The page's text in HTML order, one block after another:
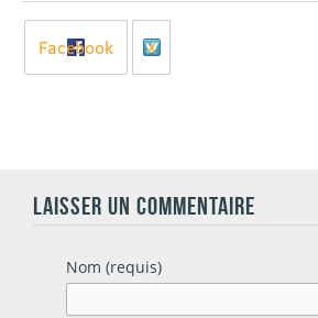
Facebook
X
LAISSER UN COMMENTAIRE
Nom (requis)